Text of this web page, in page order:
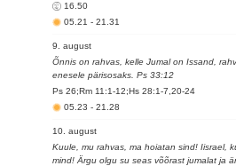
16.50
05.21-21.31
9. august
Õnnis on rahvas, kelle Jumal on Issand,
enesele pärisosaks. Ps 33:12
Ps 26;Rm 11:1-12;Hs 28:1-7,20-24
05.23-21.28
10. august
Kuule, mu rahvas, ma hoiatan sind! Iisrael,
mind! Ärgu olgu su seas võõrast jumalat ja